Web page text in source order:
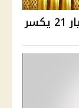
ارتفاع جديد بأسعار الذهب بمصر. عيار 21 يكسر